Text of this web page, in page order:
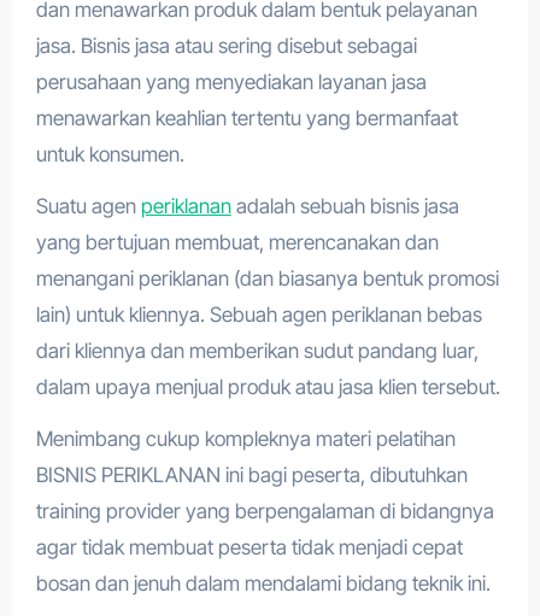
dan menawarkan produk dalam bentuk pelayanan
jasa. Bisnis jasa atau sering disebut sebagai
perusahaan yang menyediakan layanan jasa
menawarkan keahlian tertentu yang bermanfaat
untuk konsumen.
Suatu agen periklananadalah sebuah bisnis jasa
yang bertujuan membuat, merencanakan dan
menangani periklanan (dan biasanya bentuk promosi
lain) untuk kliennya. Sebuah agen periklanan bebas
dari kliennya dan memberikan sudut pandang luar,
dalam upaya menjual produk atau jasa klien tersebut.
Menimbang cukup kompleknya materi pelatihan
BISNIS PERIKLANAN ini bagi peserta, dibutuhkan
training provider yang berpengalaman di bidangnya
agar tidak membuat peserta tidak menjadi cepat
bosan dan jenuh dalam mendalami bidang teknik ini.